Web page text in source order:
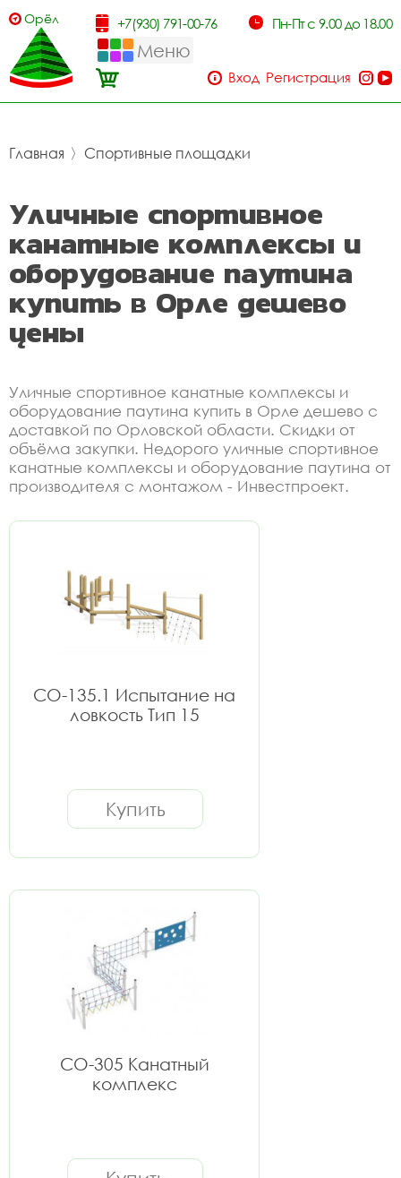
Орёл +7(930) 791-00-76 Пн-Пт с 9.00 до 18.00
Меню
Вход Регистрация
Главная 〉 Спортивные площадки
Уличные спортивное
канатные комплексы и
оборудование паутина
купить в Орле дешево
цены
Уличные спортивное канатные комплексы и
оборудование паутина купить в Орле дешево с
доставкой по Орловской области. Скидки от
объёма закупки. Недорого уличные спортивное
канатные комплексы и оборудование паутина от
производителя с монтажом - Инвестпроект.
СО-135.1 Испытание на
ловкость Тип 15
Купить
СО-305 Канатный
комплекс